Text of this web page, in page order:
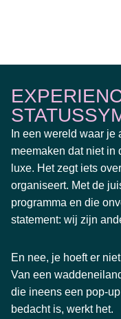
In een wereld waar
meemaken dat niet in
luxe. Het zegt iets
organiseert. Met de
programma en die
statement: wij zijn
En nee, je hoeft er
Van een
die ineens een pop-
bedacht is, werkt het.